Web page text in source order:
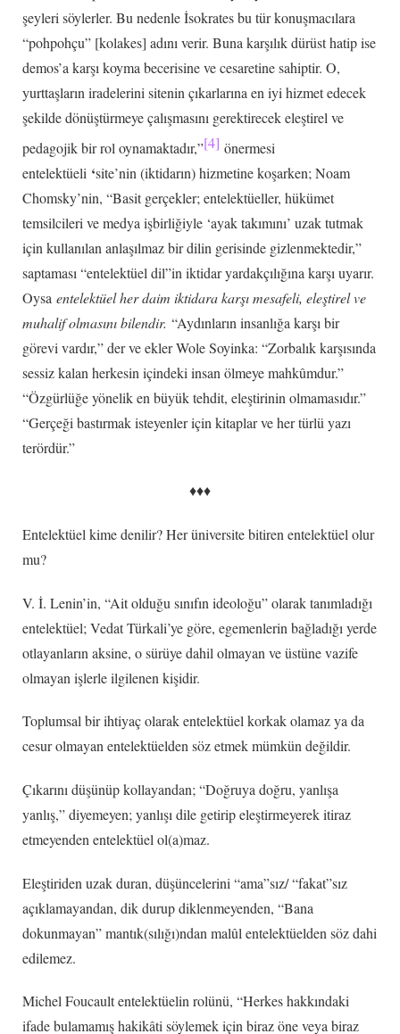
şeyleri söylerler. Bu nedenle İsokrates bu tür konuşmacılara
“pohpohçu” [kolakes] adını verir. Buna karşılık dürüst hatip ise
demos’a karşı koyma becerisine ve cesaretine sahiptir. O,
yurttaşların iradelerini sitenin çıkarlarına en iyi hizmet edecek
şekilde dönüştürmeye çalışmasını gerektirecek eleştirel ve
pedagojik bir rol oynamaktadır,”[4] önermesi
entelektüeli ‘site’nin (iktidarın) hizmetine koşarken; Noam
Chomsky’nin, “Basit gerçekler; entelektüeller, hükümet
temsilcileri ve medya işbirliğiyle ‘ayak takımını’ uzak tutmak
için kullanılan anlaşılmaz bir dilin gerisinde gizlenmektedir,”
saptaması “entelektüel dil”in iktidar yardakçılığına karşı uyarır.
Oysa entelektüel her daim iktidara karşı mesafeli, eleştirel ve
muhalif olmasını bilendir. “Aydınların insanlığa karşı bir
görevi vardır,” der ve ekler Wole Soyinka: “Zorbalık karşısında
sessiz kalan herkesin içindeki insan ölmeye mahkûmdur.”
“Özgürlüğe yönelik en büyük tehdit, eleştirinin olmamasıdır.”
“Gerçeği bastırmak isteyenler için kitaplar ve her türlü yazı
terördür.”
♦♦♦
Entelektüel kime denilir? Her üniversite bitiren entelektüel olur
mu?
V. İ. Lenin’in, “Ait olduğu sınıfın ideoloğu” olarak tanımladığı
entelektüel; Vedat Türkali’ye göre, egemenlerin bağladığı yerde
otlayanların aksine, o sürüye dahil olmayan ve üstüne vazife
olmayan işlerle ilgilenen kişidir.
Toplumsal bir ihtiyaç olarak entelektüel korkak olamaz ya da
cesur olmayan entelektüelden söz etmek mümkün değildir.
Çıkarını düşünüp kollayandan; “Doğruya doğru, yanlışa
yanlış,” diyemeyen; yanlışı dile getirip eleştirmeyerek itiraz
etmeyenden entelektüel ol(a)maz.
Eleştiriden uzak duran, düşüncelerini “ama”sız/ “fakat”sız
açıklamayandan, dik durup diklenmeyenden, “Bana
dokunmayan” mantık(sılığı)ndan malûl entelektüelden söz dahi
edilemez.
Michel Foucault entelektüelin rolünü, “Herkes hakkındaki
ifade bulamamış hakikâti söylemek için biraz öne veya biraz